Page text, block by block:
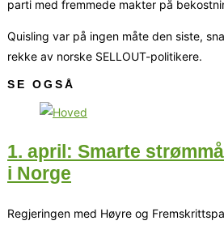
parti med fremmede makter på
Quisling var på ingen måte den siste,
rekke av norske SELLOUT-politikere.
SE OGSÅ
1. april: Smarte
i Norge
Regjeringen med Høyre og